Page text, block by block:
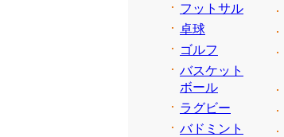
フットサル
卓球
ゴルフ
バスケット
ボール
ラグビー
バドミント